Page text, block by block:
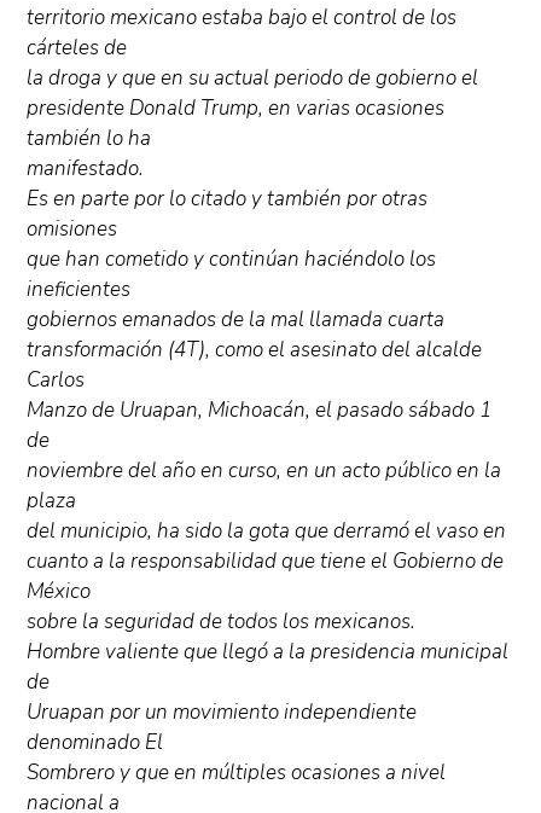
territorio mexicano estaba bajo el control de los
cárteles de
la droga y que en su actual periodo de gobierno el
presidente Donald Trump, en varias ocasiones
también lo ha
manifestado.
Es en parte por lo citado y también por otras
omisiones
que han cometido y continúan haciéndolo los
ineficientes
gobiernos emanados de la mal llamada cuarta
transformación (4T), como el asesinato del alcalde
Carlos
Manzo de Uruapan, Michoacán, el pasado sábado 1
de
noviembre del año en curso, en un acto público en la
plaza
del municipio, ha sido la gota que derramó el vaso en
cuanto a la responsabilidad que tiene el Gobierno de
México
sobre la seguridad de todos los mexicanos.
Hombre valiente que llegó a la presidencia municipal
de
Uruapan por un movimiento independiente
denominado El
Sombrero y que en múltiples ocasiones a nivel
nacional a